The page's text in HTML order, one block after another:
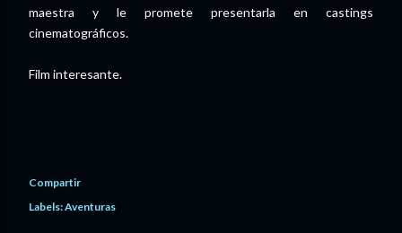
maestra y le promete presentarla en castings
cinematográficos.
Film interesante.
Compartir
Labels:Aventuras